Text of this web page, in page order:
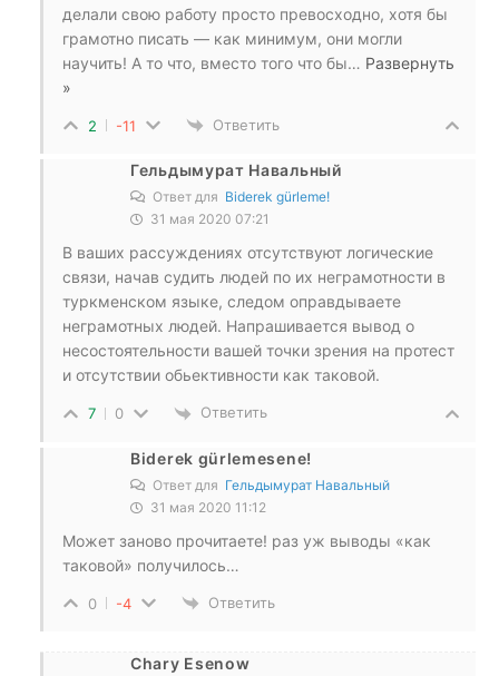
делали свою работу просто превосходно, хотя бы
грамотно писать — как минимум, они могли
научить! А то что, вместо того что бы… Развернуть
»
2 -11 Ответить
Гельдымурат Навальный
Ответ для Biderek gürleme!
31 мая 2020 07:21
В ваших рассуждениях отсутствуют логические
связи, начав судить людей по их неграмотности в
туркменском языке, следом оправдываете
неграмотных людей. Напрашивается вывод о
несостоятельности вашей точки зрения на протест
и отсутствии обьективности как таковой.
7 0 Ответить
Biderek gürlemesene!
Ответ для Гельдымурат Навальный
31 мая 2020 11:12
Может заново прочитаете! раз уж выводы «как
таковой» получилось…
0 -4 Ответить
Chary Esenow